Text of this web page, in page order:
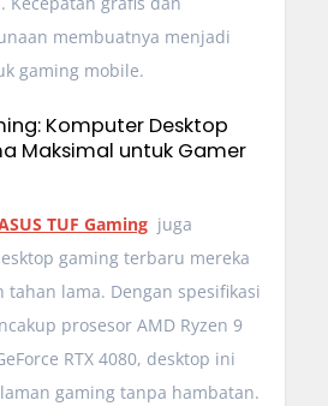
membuatnya menjadi
gaming mobile.
Komputer Desktop
Maksimal untuk Gamer
TUF Gamingjuga
gaming terbaru mereka
lama. Dengan spesifikasi
prosesor AMD Ryzen 9
RTX 4080, desktop ini
gaming tanpa hambatan.